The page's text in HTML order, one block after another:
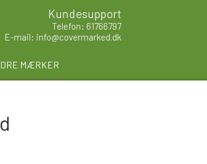
Kundesupport
Telefon: 61766797
E-mail: info@covermarked.dk
MÆRKER